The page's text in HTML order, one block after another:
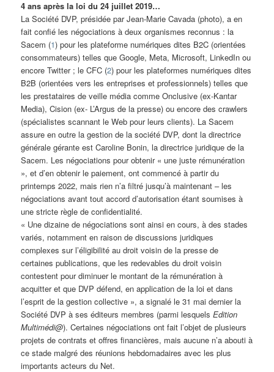
4 ans après la loi du 24 juillet 2019…
La Société DVP, présidée par Jean-Marie Cavada (photo), a en
fait confié les négociations à deux organismes reconnus : la
Sacem (1) pour les plateforme numériques dites B2C (orientées
consommateurs) telles que Google, Meta, Microsoft, LinkedIn ou
encore Twitter ; le CFC (2) pour les plateformes numériques dites
B2B (orientées vers les entreprises et professionnels) telles que
les prestataires de veille média comme Onclusive (ex-Kantar
Media), Cision (ex- L’Argus de la presse) ou encore des crawlers
(spécialistes scannant le Web pour leurs clients). La Sacem
assure en outre la gestion de la société DVP, dont la directrice
générale gérante est Caroline Bonin, la directrice juridique de la
Sacem. Les négociations pour obtenir « une juste rémunération
», et d’en obtenir le paiement, ont commencé à partir du
printemps 2022, mais rien n’a filtré jusqu’à maintenant – les
négociations avant tout accord d’autorisation étant soumises à
une stricte règle de confidentialité.
« Une dizaine de négociations sont ainsi en cours, à des stades
variés, notamment en raison de discussions juridiques
complexes sur l’éligibilité au droit voisin de la presse de
certaines publications, que les redevables du droit voisin
contestent pour diminuer le montant de la rémunération à
acquitter et que DVP défend, en application de la loi et dans
l’esprit de la gestion collective », a signalé le 31 mai dernier la
Société DVP à ses éditeurs membres (parmi lesquelsEdition
Multimédi@). Certaines négociations ont fait l’objet de plusieurs
projets de contrats et offres financières, mais aucune n’a abouti à
ce stade malgré des réunions hebdomadaires avec les plus
importants acteurs du Net.